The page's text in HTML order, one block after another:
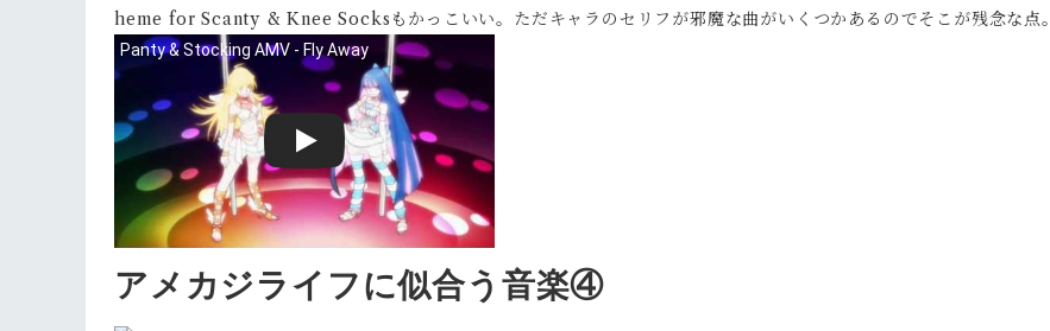
heme for Scanty & Knee Socksもかっこいい。ただキャラのセリフが邪魔な曲がいくつかあるのでそこが残念な点。
アメカジライフに似合う音楽④